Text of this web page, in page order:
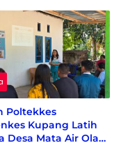
Poltekkes
Kupang Latih
Desa Mata Air Olah